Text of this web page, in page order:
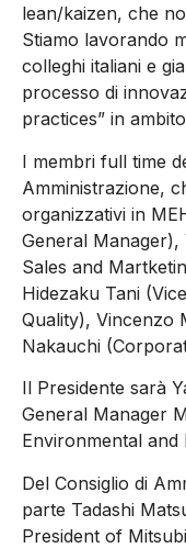
lean/kaizen, che
Stiamo lavorando
colleghi italiani e
processo di
practices” in
I membri full time
Amministrazione,
organizzativi in
General Manager),
Sales and
Hidezaku Tani
Quality), Vincenzo
Nakauchi
Il Presidente sarà
General Manager
Environmental and
Del Consiglio di
parte Tadashi
President of